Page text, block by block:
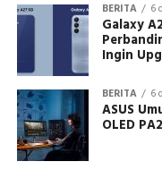
BERITA 6
Galaxy
Ingin
BERITA 6
ASUS
OLED